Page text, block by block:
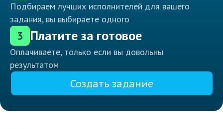
Подбираем лучших исполнителей для вашего
задания, вы выбираете одного
3 Платите за готовое
Оплачиваете, только если вы довольны
результатом
Создать задание